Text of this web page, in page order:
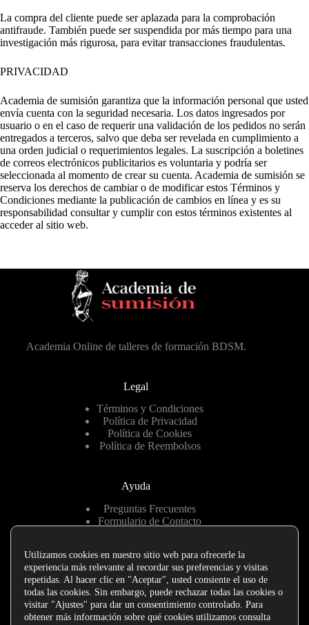
La compra del cliente puede ser aplazada para la comprobación
antifraude. También puede ser suspendida por más tiempo para una
investigación más rigurosa, para evitar transacciones fraudulentas.
PRIVACIDAD
Academia de sumisión garantiza que la información personal que usted
envía cuenta con la seguridad necesaria. Los datos ingresados por
usuario o en el caso de requerir una validación de los pedidos no serán
entregados a terceros, salvo que deba ser revelada en cumplimiento a
una orden judicial o requerimientos legales. La suscripción a boletines
de correos electrónicos publicitarios es voluntaria y podría ser
seleccionada al momento de crear su cuenta. Academia de sumisión se
reserva los derechos de cambiar o de modificar estos Términos y
Condiciones mediante la publicación de cambios en línea y es su
responsabilidad consultar y cumplir con estos términos existentes al
acceder al sitio web.
Academia Online de talleres de formación BDSM.
Legal
Términos y Condiciones
Política de Privacidad
Política de Cookies
Política de Reembolsos
Ayuda
Preguntas Frecuentes
Formulario de Contacto
Enlaces de interés
eva sumisa Madrid
Eva, la sumisa del Pecado
Darkfans
Utilizamos cookies en nuestro sitio web para ofrecerle la
experiencia más relevante al recordar sus preferencias y visitas
repetidas. Al hacer clic en "Aceptar", usted consiente el uso de
todas las cookies. Sin embargo, puede rechazar todas las cookies o
visitar "Ajustes" para dar un consentimiento controlado. Para
obtener más información sobre qué cookies utilizamos consulta